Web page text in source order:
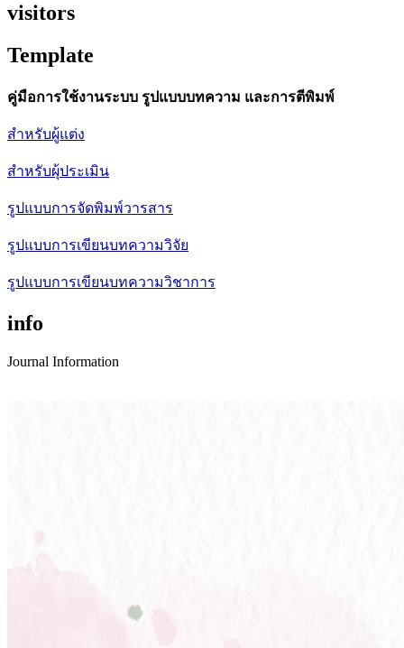
visitors
Template
คู่มือการใช้งานระบบ รูปแบบบทความ และการตีพิมพ์
สำหรับผู้แต่ง
สำหรับผุ้ประเมิน
รูปแบบการจัดพิมพ์วารสาร
รูปแบบการเขียนบทความวิจัย
รูปแบบการเขียนบทความวิชาการ
info
Journal Information